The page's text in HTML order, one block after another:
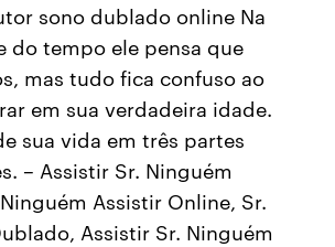
sono dublado online Na
do tempo ele pensa que
mas tudo fica confuso ao
em sua verdadeira idade.
sua vida em três partes
– Assistir Sr. Ninguém
Assistir Online, Sr.
Assistir Sr. Ninguém